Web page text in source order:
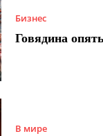
Бизнес
Говядина
В мире